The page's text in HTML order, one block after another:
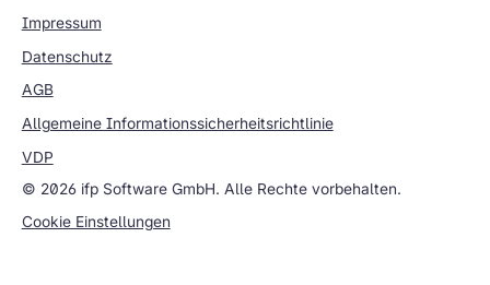
© 2026 ifp Software GmbH. Alle Rechte vorbehalten.
Impressum
Datenschutz
AGB
Allgemeine Informationssicherheitsrichtlinie
VDP
Cookie Einstellungen